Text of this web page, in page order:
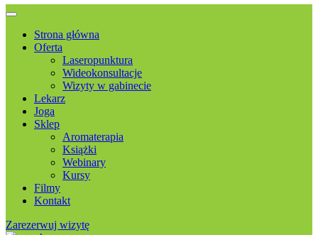
Strona główna
Oferta
Laseropunktura
Wideokonsultacje
Wizyty w gabinecie
Lekarz
Joga
Sklep
Aromaterapia
Książki
Webinary
Kursy
Filmy
Kontakt
Zarezerwuj wizytę